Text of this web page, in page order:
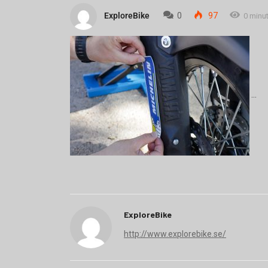
ExploreBike 0 97 0
ExploreBike
http://www.explorebike.se/